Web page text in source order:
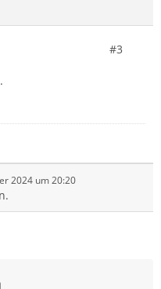
#3
2024 um 20:20